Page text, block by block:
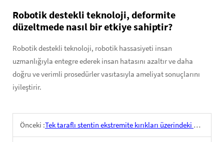
Robotik destekli teknoloji, deformite
düzeltmede nasıl bir etkiye sahiptir?
Robotik destekli teknoloji, robotik hassasiyeti insan
uzmanlığıyla entegre ederek insan hatasını azaltır ve daha
doğru ve verimli prosedürler vasıtasıyla ameliyat sonuçlarını
iyileştirir.
Önceki :Tek taraflı stentin ekstremite kırıkları üzerindeki uygulama senaryoları